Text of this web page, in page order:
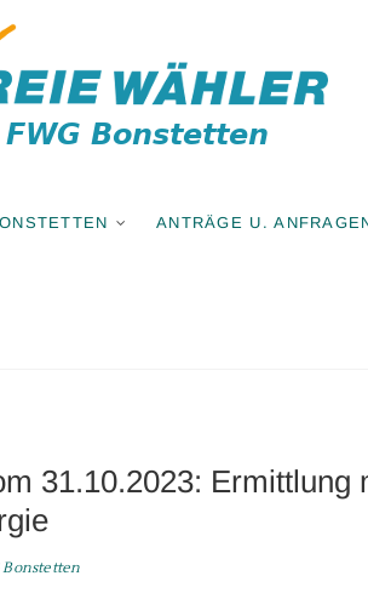
ANTRÄGE U.
31.10.2023: Ermittlung
Bonstetten